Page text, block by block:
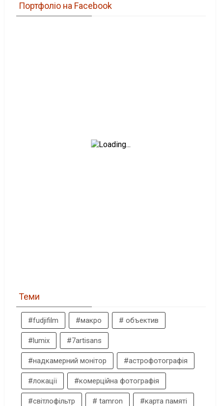
Портфоліо на Facebook
Теми
#fudjifilm #макро # объектив
#lumix #7artisans
#надкамерний монітор #астрофотографія
#локації #комерційна фотографія
#світлофільтр # tamron #карта памяті